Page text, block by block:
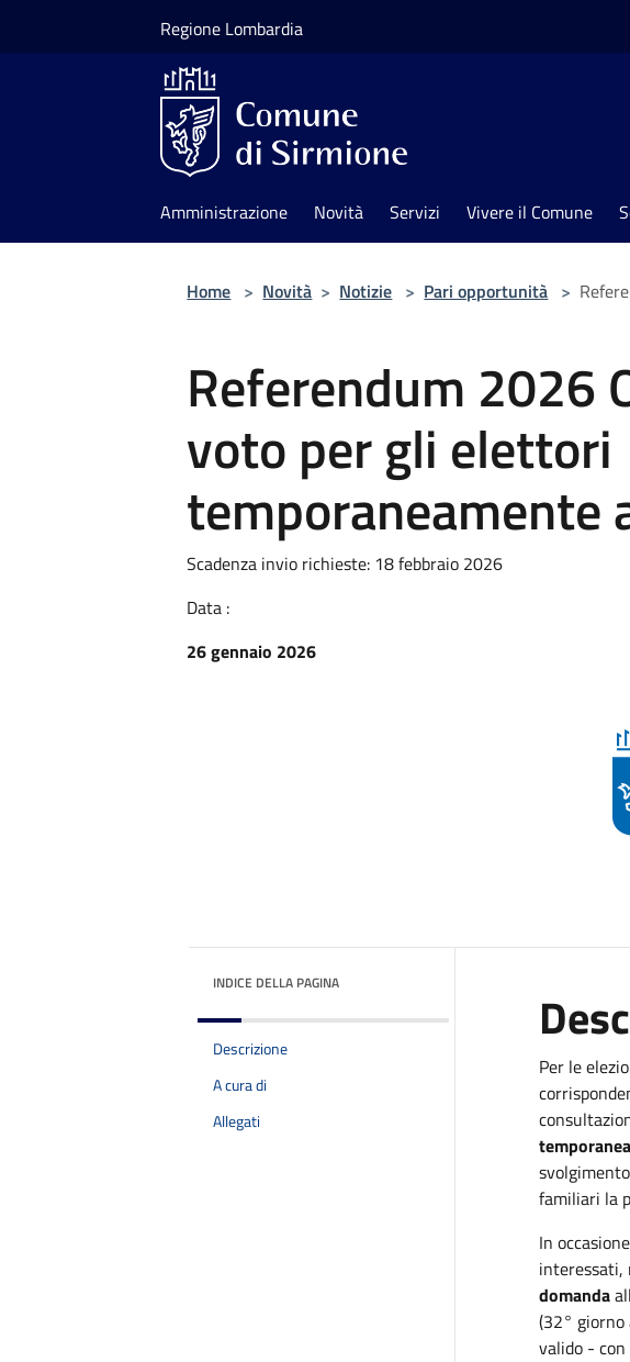
Regione Lombardia
Amministrazione Novità Servizi Vivere il Comune
Home > Novità > Notizie > Pari opportunità >
Referendum 2026
voto per gli elettori
temporaneamente
Scadenza invio richieste: 18 febbraio 2026
Data :
26 gennaio 2026
INDICE DELLA PAGINA
Descrizione
A cura di
Allegati
Per le
familiari la
In
domanda
(32°
valido -